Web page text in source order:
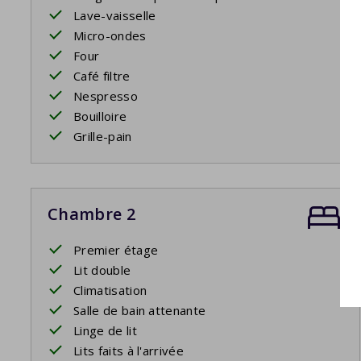
Lave-vaisselle
Micro-ondes
Four
Café filtre
Nespresso
Bouilloire
Grille-pain
Chambre 2
Premier étage
Lit double
Climatisation
Salle de bain attenante
Linge de lit
Lits faits à l'arrivée